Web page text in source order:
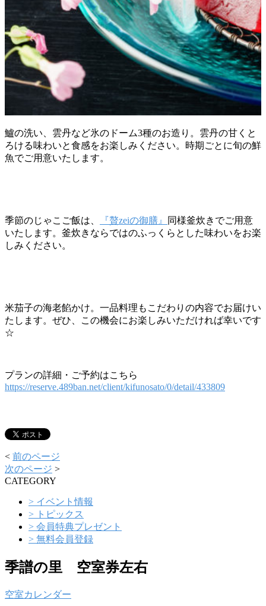
鱸の洗い、雲丹など氷のドーム3種のお造り。雲丹の甘くと
ろける味わいと食感をお楽しみください。時期ごとに旬の鮮
魚でご用意いたします。
季節のじゃこご飯は、 『贅zeiの御膳』
同様釜炊きでご用意
いたします。釜炊きならではのふっくらとした味わいをお楽
しみください。
米茄子の海老餡かけ。一品料理もこだわりの内容でお届けい
たします。ぜひ、この機会にお楽しみいただければ幸いです
☆
プランの詳細・ご予約はこちら
https://reserve.489ban.net/client/kifunosato/0/detail/433809
< 前のページ
次のページ >
CATEGORY
> イベント情報
> トピックス
> 会員特典プレゼント
> 無料会員登録
季譜の里 空室券左右
空室カレンダー